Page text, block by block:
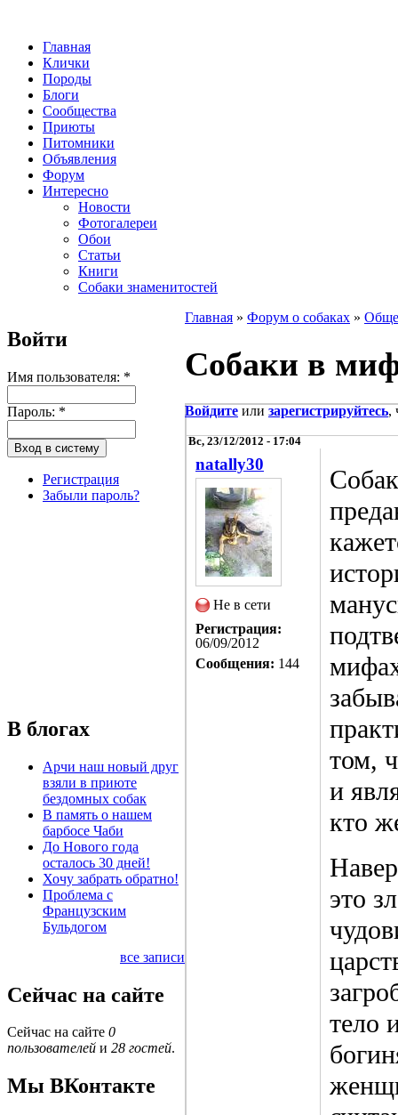
Главная
Клички
Породы
Блоги
Сообщества
Приюты
Питомники
Объявления
Форум
Интересно
Новости
Фотогалереи
Обои
Статьи
Книги
Собаки знаменитостей
Войти
Имя пользователя: *
Пароль: *
Регистрация
Забыли пароль?
В блогах
Арчи наш новый друг
взяли в приюте
бездомных собак
В память о нашем
барбосе Чаби
До Нового года
осталось 30 дней!
Хочу забрать обратно!
Проблема с
Французским
Бульдогом
все записи
Сейчас на сайте
Сейчас на сайте 0
пользователей и 28 гостей.
Мы ВКонтакте
Главная » Форум о собаках »
Собаки в
Войдите или зарегистрируйтесь,
Вс, 23/12/2012 - 17:04
natally30
Не в сети
Регистрация:
06/09/2012
Сообщения: 144
том,
и
кто
это
тело